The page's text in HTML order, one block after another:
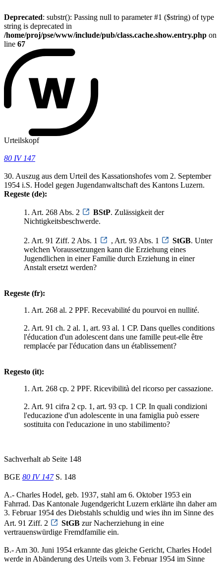
Deprecated: substr(): Passing null to parameter #1 ($string) of type
string is deprecated in
/home/proj/pse/www/include/pub/class.cache.show.entry.php on
line 67
Urteilskopf
80 IV 147
30. Auszug aus dem Urteil des Kassationshofes vom 2. September
1954 i.S. Hodel gegen Jugendanwaltschaft des Kantons Luzern.
Regeste (de):
1. Art. 268 Abs. 2 BStP. Zulässigkeit der
Nichtigkeitsbeschwerde.
2. Art. 91 Ziff. 2 Abs. 1 , Art. 93 Abs. 1 StGB. Unter
welchen Voraussetzungen kann die Erziehung eines
Jugendlichen in einer Familie durch Erziehung in einer
Anstalt ersetzt werden?
Regeste (fr):
1. Art. 268 al. 2 PPF. Recevabilité du pourvoi en nullité.
2. Art. 91 ch. 2 al. 1, art. 93 al. 1 CP. Dans quelles conditions
l'éducation d'un adolescent dans une famille peut-elle être
remplacée par l'éducation dans un établissement?
Regesto (it):
1. Art. 268 cp. 2 PPF. Ricevibilità del ricorso per cassazione.
2. Art. 91 cifra 2 cp. 1, art. 93 cp. 1 CP. In quali condizioni
l'educazione d'un adolescente in una famiglia può essere
sostituita con l'educazione in uno stabilimento?
Sachverhalt ab Seite 148
BGE 80 IV 147S. 148
A.- Charles Hodel, geb. 1937, stahl am 6. Oktober 1953 ein
Fahrrad. Das Kantonale Jugendgericht Luzern erklärte ihn daher am
3. Februar 1954 des Diebstahls schuldig und wies ihn im Sinne des
Art. 91 Ziff. 2
StGB zur Nacherziehung in eine
vertrauenswürdige Fremdfamilie ein.
B.- Am 30. Juni 1954 erkannte das gleiche Gericht, Charles Hodel
werde in Abänderung des Urteils vom 3. Februar 1954 im Sinne